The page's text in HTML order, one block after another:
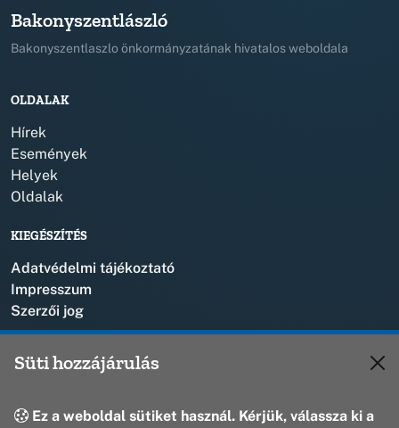
Bakonyszentlászló
Bakonyszentlaszlo önkormányzatának hivatalos weboldala
OLDALAK
Hírek
Események
Helyek
Oldalak
KIEGÉSZÍTÉS
Adatvédelmi tájékoztató
Impresszum
Szerzői jog
Süti hozzájárulás
Ez a weboldal sütiket használ. Kérjük, válassza ki a